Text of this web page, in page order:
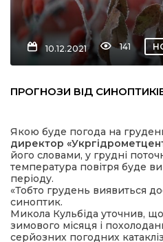
редактора
Відповідаємо
10.12.2021 141
ПРОГНОЗИ ВІД
Якою буде погода на
директор
його словами, у грудні
температура повітря буде
періоду.
«Тобто грудень виявиться
синоптик.
Микола Кульбіда уточнив,
зимового місяця і
серйозних погодних